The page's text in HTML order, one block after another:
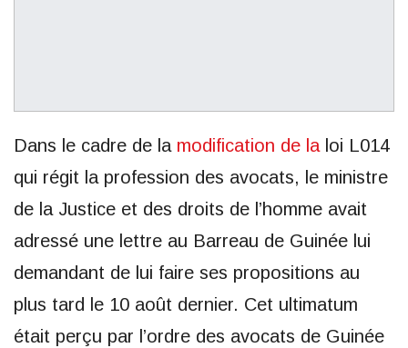
Dans le cadre de la modification de laloi L014
qui régit la profession des avocats, le ministre
de la Justice et des droits de l’homme avait
adressé une lettre au Barreau de Guinée lui
demandant de lui faire ses propositions au
plus tard le 10 août dernier. Cet ultimatum
était perçu par l’ordre des avocats de Guinée